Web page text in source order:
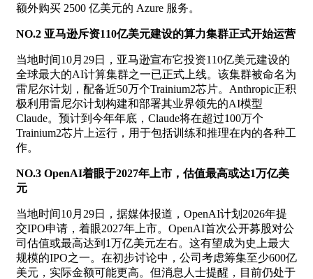
额外购买 250​0 亿美元的 Azure 服务。
NO.2 亚马逊斥资110亿美元建设的算力集群正式开始运营
当地时间10月29日，亚马逊宣布它投资110亿美元建设的
全球最大的AI计算集群之一已正式上线。该集群被命名为
雷尼尔计划，配备近50万个Trainium2芯片。Anthropic正积
极利用雷尼尔计划构建和部署其业界领先的AI模型
Claude。预计到今年年底，Claude将在超过100万个
Trainium2芯片上运行，用于包括训练和推理在内的各种工
作。
NO.3 OpenAI着眼于2027年上市，估值最高或达1万亿美
元
当地时间10月29日，据媒体报道，OpenAI计划2026年提
交IPO申请，着眼2027年上市。OpenAI首次公开募股对公
司估值或最高达到1万亿美元左右。这有望成为史上最大
规模的IPO之一。在初步讨论中，公司考虑筹集至少600亿
美元，实际金额可能更高。但消息人士提醒，目前仍处于